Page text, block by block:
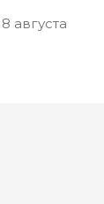
8 августа